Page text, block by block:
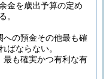
金を歳出予算の定め
。
への預金その他最も確
ばならない。
最も確実かつ有利な有